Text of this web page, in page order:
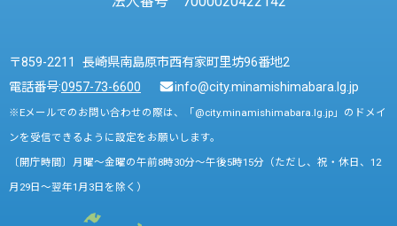
〒859-2211 長崎県南島原市西有家町里坊96番地2
電話番号:0957-73-6600 info@city.minamishimabara.lg.jp
※Eメールでのお問い合わせの際は、「@city.minamishimabara.lg.jp」のドメイ
ンを受信できるように設定をお願いします。
〔開庁時間〕月曜～金曜の午前8時30分～午後5時15分（ただし、祝・休日、12
月29日～翌年1月3日を除く）